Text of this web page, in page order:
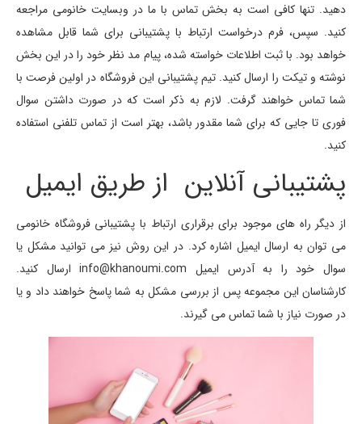
دهید. تنها کافی است به بخش تماس با ما در وبسایت خانومی مراجعه
کنید. سپس، فرم درخواست ارتباط با پشتیبانی برای شما قابل مشاهده
خواهد بود. با ثبت اطلاعات خواسته شده، پیام مد نظر خود را در این بخش
نوشته و تیکت را ارسال کنید. تیم پشتیبانی این فروشگاه در اولین فرصت با
شما تماس خواهند گرفت. لازم به ذکر است که در صورت داشتن سوال
فوری تا جایی که برای شما مقدور باشد، بهتر است از تماس تلفنی استفاده
کنید.
پشتیبانی آنلاین از طریق ایمیل
از دیگر راه های موجود برای برقراری ارتباط با پشتیبانی فروشگاه خانومی
می توان به ارسال ایمیل اشاره کرد. در این روش نیز می توانید مشکل یا
سوال خود را به آدرس ایمیل info@khanoumi.com ارسال کنید.
کارشناسان این مجموعه پس از بررسی مشکل به شما پاسخ خواهند داد و یا
در صورت نیاز با شما تماس می گیرند.